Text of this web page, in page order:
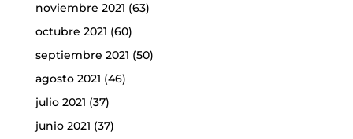
noviembre 2021 (63)
octubre 2021 (60)
septiembre 2021 (50)
agosto 2021 (46)
julio 2021 (37)
junio 2021 (37)